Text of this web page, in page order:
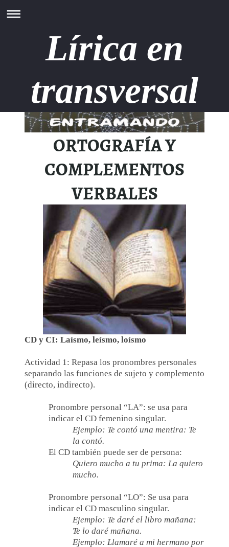
Lírica en
transversal
ORTOGRAFÍA Y
COMPLEMENTOS
VERBALES
CD y CI: Laísmo, leísmo, loísmo
Actividad 1: Repasa los pronombres personales
separando las funciones de sujeto y complemento
(directo, indirecto).
Pronombre personal “LA”: se usa para
indicar el CD femenino singular.
Ejemplo: Te contó una mentira: Te
la contó.
El CD también puede ser de persona:
Quiero mucho a tu prima: La quiero
mucho.
Pronombre personal “LO”: Se usa para
indicar el CD masculino singular.
Ejemplo: Te daré el libro mañana:
Te lo daré mañana.
Ejemplo: Llamaré a mi hermano por